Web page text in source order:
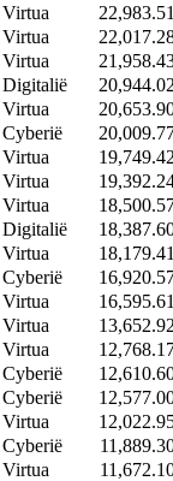
Virtua
Virtua
Virtua
Digitalië
Virtua
Cyberië
Virtua
Virtua
Virtua
Digitalië
Virtua
Cyberië
Virtua
Virtua
Virtua
Cyberië
Cyberië
Virtua
Cyberië
Virtua